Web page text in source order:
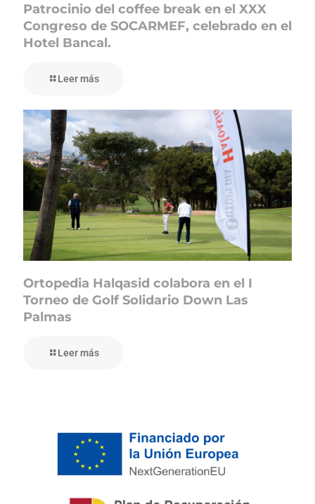
Patrocinio del coffee break en el XXX
Congreso de SOCARMEF, celebrado en el
Hotel Bancal.
Leer más
Ortopedia Halqasid colabora en el I
Torneo de Golf Solidario Down Las
Palmas
Leer más